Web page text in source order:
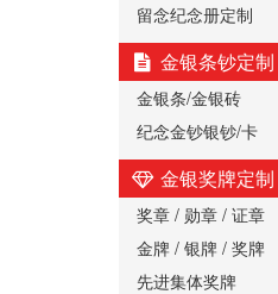
留念纪念册定制
金银条钞定制
金银条/金银砖
纪念金钞银钞/卡
金银奖牌定制
奖章 / 勋章 / 证章
金牌 / 银牌 / 奖牌
先进集体奖牌